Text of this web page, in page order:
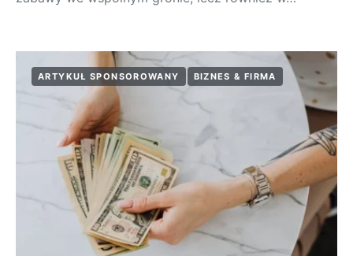
ARTYKUŁ SPONSOROWANY BIZNES & FIRMA